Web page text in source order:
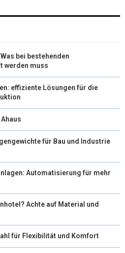
bei bestehenden
werden muss
effiziente Lösungen für die
für Bau und Industrie
Automatisierung für mehr
Achte auf Material und
für Flexibilität und Komfort